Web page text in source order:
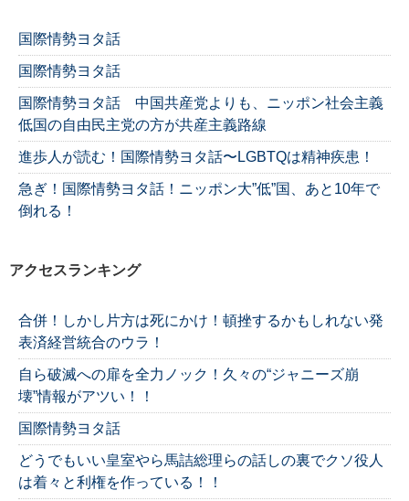
国際情勢ヨタ話
国際情勢ヨタ話
国際情勢ヨタ話 中国共産党よりも、ニッポン社会主義
低国の自由民主党の方が共産主義路線
進歩人が読む！国際情勢ヨタ話〜LGBTQは精神疾患！
急ぎ！国際情勢ヨタ話！ニッポン大”低”国、あと10年で
倒れる！
アクセスランキング
合併！しかし片方は死にかけ！頓挫するかもしれない発
表済経営統合のウラ！
自ら破滅への扉を全力ノック！久々の“ジャニーズ崩
壊”情報がアツい！！
国際情勢ヨタ話
どうでもいい皇室やら馬詰総理らの話しの裏でクソ役人
は着々と利権を作っている！！